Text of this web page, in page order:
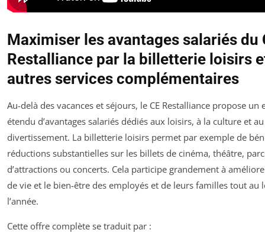
Maximiser les avantages salariés du
Restalliance par la billetterie loisirs
autres services complémentaires
Au-delà des vacances et séjours, le CE Restalliance propose un
étendu d’avantages salariés dédiés aux loisirs, à la culture et au
divertissement. La billetterie loisirs permet par exemple de
réductions substantielles sur les billets de cinéma, théâtre,
d’attractions ou concerts. Cela participe grandement à
de vie et le bien-être des employés et de leurs familles tout au
l’année.
Cette offre complète se traduit par :